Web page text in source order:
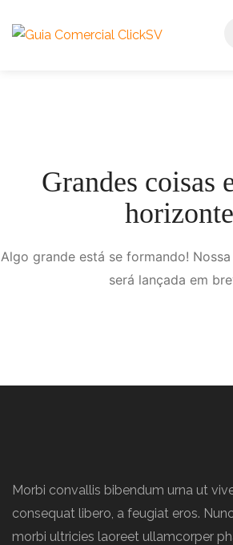
Grandes coisas
horizonte
Algo grande está se formando!
será lançada em
Morbi convallis bibendum urna ut
consequat libero, a feugiat eros.
morbi ultricies laoreet ullamcorper